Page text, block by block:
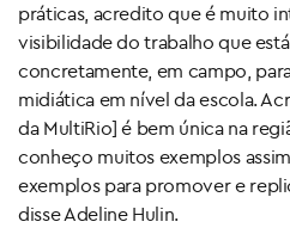
práticas, acredito que é muito
visibilidade do trabalho que
concretamente, em campo,
midiática em nível da escola.
da MultiRio] é bem única na
conheço muitos exemplos
exemplos para promover e
disse Adeline Hulin.